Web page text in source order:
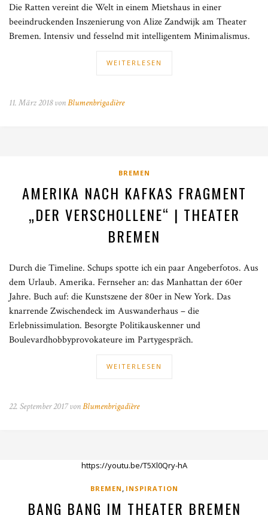
Die Ratten vereint die Welt in einem Mietshaus in einer
beeindruckenden Inszenierung von Alize Zandwijk am Theater
Bremen. Intensiv und fesselnd mit intelligentem Minimalismus.
WEITERLESEN
11. März 2018 vonBlumenbrigadière
BREMEN
AMERIKA NACH KAFKAS FRAGMENT
„DER VERSCHOLLENE“ | THEATER
BREMEN
Durch die Timeline. Schups spotte ich ein paar Angeberfotos. Aus
dem Urlaub. Amerika. Fernseher an: das Manhattan der 60er
Jahre. Buch auf: die Kunstszene der 80er in New York. Das
knarrende Zwischendeck im Auswanderhaus – die
Erlebnissimulation. Besorgte Politikauskenner und
Boulevardhobbyprovokateure im Partygespräch.
WEITERLESEN
22. September 2017 vonBlumenbrigadière
https://youtu.be/T5Xl0Qry-hA
BREMEN , INSPIRATION
BANG BANG IM THEATER BREMEN